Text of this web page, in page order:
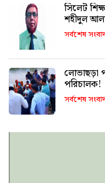
সিলেট
শহীদুল
সর্বশেষ
লোভাছড়া
পরিচালক!
সর্বশেষ